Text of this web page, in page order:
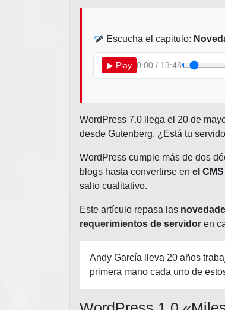
Escucha el capitulo:
▶ Play 0:00 / 13:48
WordPress 7.0 llega el 20 de
desde Gutenberg. ¿Está tu
WordPress cumple más de dos
blogs hasta convertirse en el
salto cualitativo.
Este artículo repasa las
requerimientos de servidor en
Andy García lleva 20 años
primera mano cada uno de